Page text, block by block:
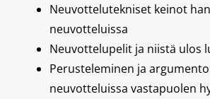
Neuvottelutekniset keinot
neuvotteluissa
Neuvottelupelit ja niistä ulos
Perusteleminen ja
neuvotteluissa vastapuolen